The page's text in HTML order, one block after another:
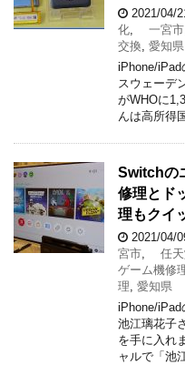
2021/04/
化, 一宮市
交換, 愛知県
iPhone/iPad
スウェーデ
がWHOに
んは高所得
Switchの
修理とド
理もクイ
2021/04/
宮市, 任天
ゲーム機修
理, 愛知県
iPhone/iPad
池江璃花子
を手に入れ
ャルで「池